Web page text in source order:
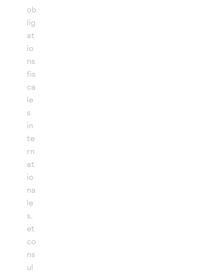
ob
lig
at
io
ns
fis
ca
le
s
in
te
rn
at
io
na
le
s,
et
co
ns
ul